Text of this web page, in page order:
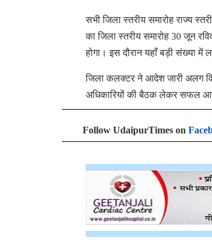
सभी जिला स्तरीय समारोह राज्य
का जिला स्तरीय समारोह 30 जून
होगा। इस दौरान यहाँ बड़ी संख्या में
जिला कलक्टर ने आदेश जारी अलग
अधिकारियों की बैठक लेकर सफल
Follow UdaipurTimes on